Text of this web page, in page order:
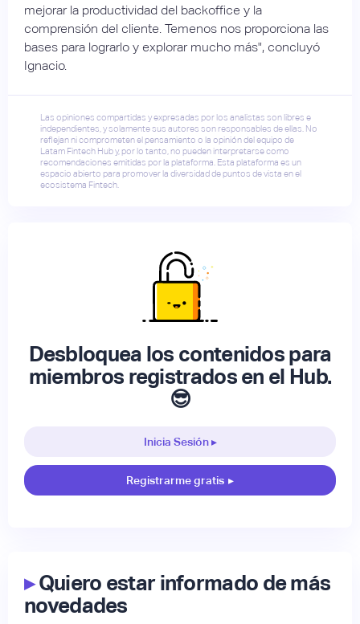
mejorar la productividad del backoffice y la
comprensión del cliente. Temenos nos proporciona las
bases para lograrlo y explorar mucho más", concluyó
Ignacio.
Las opiniones compartidas y expresadas por los analistas son libres e
independientes, y solamente sus autores son responsables de ellas. No
reflejan ni comprometen el pensamiento o la opinión del equipo de
Latam Fintech Hub y, por lo tanto, no pueden interpretarse como
recomendaciones emitidas por la plataforma. Esta plataforma es un
espacio abierto para promover la diversidad de puntos de vista en el
ecosistema Fintech.
Desbloquea los contenidos para
miembros registrados en el Hub.
😎
Inicia Sesión ▸
Registrarme gratis ▸
▸Quiero estar informado de más
novedades